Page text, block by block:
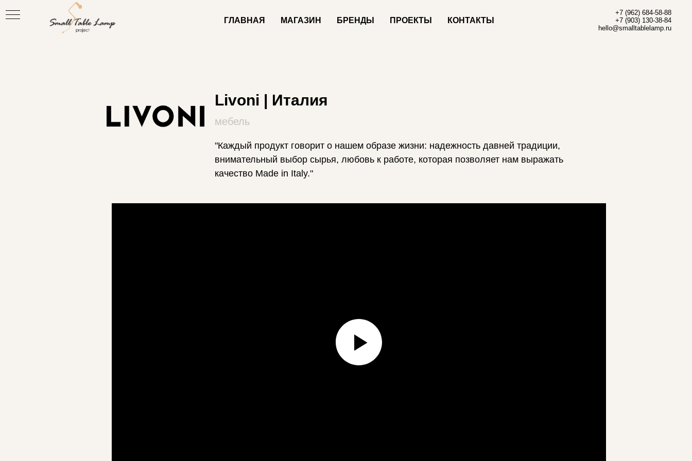
ГЛАВНАЯ МАГАЗИН БРЕНДЫ ПРОЕКТЫ КОНТАКТЫ
+7 (962) 684-58-88
+7 (903) 130-38-84
hello@smalltablelamp.ru
Livoni | Италия
"Каждый продукт говорит о нашем образе жизни: надежность давней традиции,
внимательный выбор сырья, любовь к работе, которая позволяет нам выражать
качество Made in Italy."
мебель